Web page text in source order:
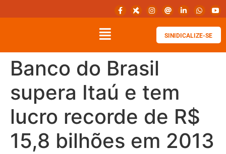
SINIDICALIZE-SE
Banco do Brasil
supera Itaú e tem
lucro recorde de R$
15,8 bilhões em 2013